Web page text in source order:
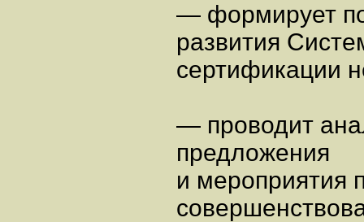
— формирует
развития
сертификации
— проводит
предложения
и мероприятия